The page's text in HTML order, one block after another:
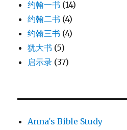
约翰一书 (14)
约翰二书 (4)
约翰三书 (4)
犹大书 (5)
启示录 (37)
Anna's Bible Study